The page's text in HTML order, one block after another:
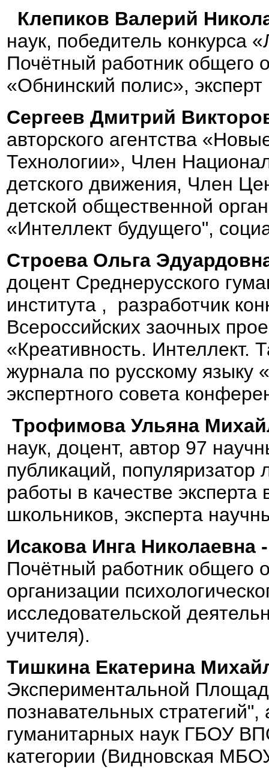
Клепиков Валерий
наук, победитель конкурса
Почётный работник общего
«Обнинский полис»,
Сергеев Дмитрий
авторского агентства
Технологии», Член
детского движения, Член
детской общественной
«Интеллект будущего",
Строева Ольга
доцент Среднерусского
института , разработчик
Всероссийских заочных
«Креативность. Интеллект.
журнала по русскому языку
экспертного совета
Трофимова Ульяна
наук, доцент, автор 97
публикаций, популяризатор
работы в качестве
школьников, эксперта
Исакова Инга Николаевна -
Почётный работник общего
организации
исследовательской
учителя).
Тишкина Екатерина
Экспериментальной
познавательных
гуманитарных наук ГБОУ
категории (Видновская